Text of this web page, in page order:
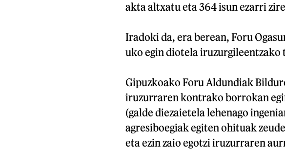
akta altxatu eta 364 isun ezarri
Iradoki da, era berean, Foru
uko egin diotela iruzurgileentzako
Gipuzkoako Foru Aldundiak
iruzurraren kontrako borrokan
(galde diezaietela lehenago
agresiboegiak egiten ohituak
eta ezin zaio egotzi iruzurraren